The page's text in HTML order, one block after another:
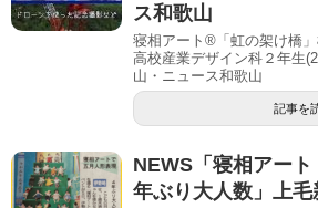
ス和歌山
寝相アート®「虹の架け橋
高校産業デザイン科２年生
山・ニュース和歌山
記事を
NEWS「寝相アー
年ぶり大人数」上